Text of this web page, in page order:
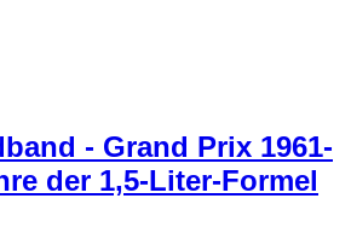
- Grand Prix 1961-
der 1,5-Liter-Formel